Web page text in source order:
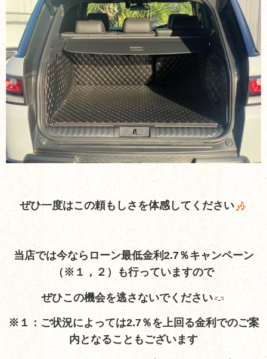
ぜひ一度はこの頼もしさを体感してください
当店では今ならローン最低金利2.7％キャンペーン
（※１，２）も行っていますので
ぜひこの機会を逃さないでください
※１：ご状況によっては2.7％を上回る金利でのご案
内となることもございます